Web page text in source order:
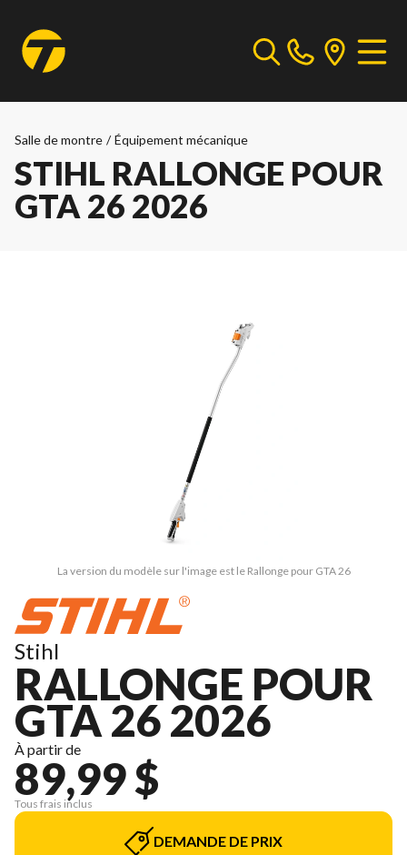
Salle de montre / Équipement mécanique
STIHL RALLONGE POUR
GTA 26 2026
La version du modèle sur l'image est le Rallonge pour GTA 26
Stihl
RALLONGE POUR
GTA 26 2026
À partir de
89,99 $
Tous frais inclus
DEMANDE DE PRIX